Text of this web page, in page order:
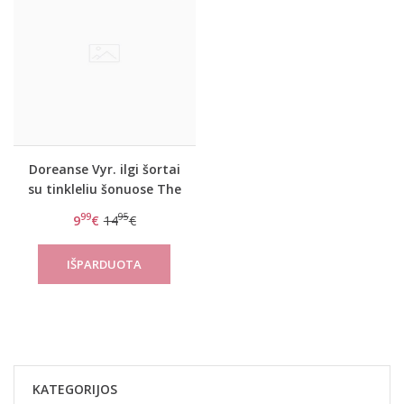
Doreanse Vyr. ilgi šortai
su tinkleliu šonuose The
999€ 1495€
KATEGORIJOS